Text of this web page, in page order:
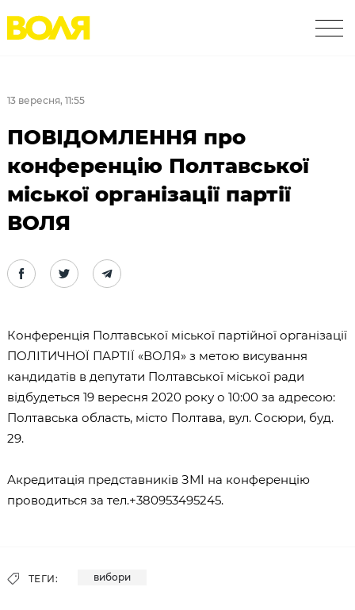
13 вересня, 11:55
ПОВІДОМЛЕННЯ про
конференцію Полтавської
міської організації партії
ВОЛЯ
Конференція Полтавської міської партійної організації
ПОЛІТИЧНОЇ ПАРТІЇ «ВОЛЯ» з метою висування
кандидатів в депутати Полтавської міської ради
відбудеться 19 вересня 2020 року о 10:00 за адресою:
Полтавська область, місто Полтава, вул. Сосюри, буд.
29.
Акредитація представників ЗМІ на конференцію
проводиться за тел.+380953495245.
ТЕГИ: вибори